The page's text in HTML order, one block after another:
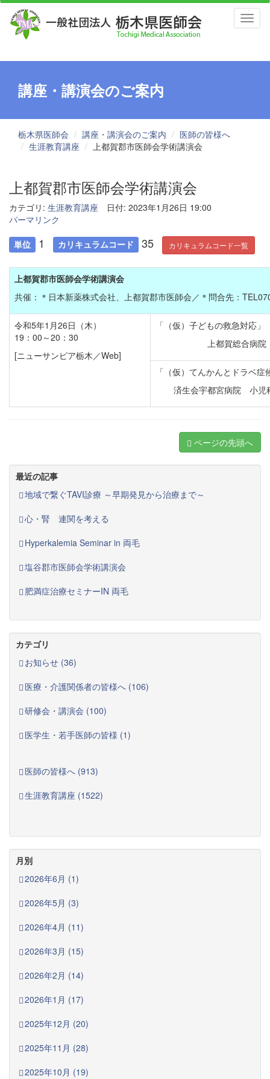
講座・講演会のご案内
栃木県医師会 講座・講演会のご案内
医師の皆様へ
生涯教育講座
上都賀郡市医師会学術講演会
上都賀郡市医師会学術講演会
カテゴリ: 生涯教育講座
日付: 2023年1月26日 19:00
パーマリンク
単位 1 カリキュラムコード 35 カリキュラムコード一覧
上都賀郡市医師会学術講演会
共催：＊日本新薬株式会社、上都賀郡市医師会／＊問合先：
令和5年1月26日（木）
19：00～20：30
[ニューサンピア栃木／Web]
「（仮）子どもの救急対応」
上都賀総合病
「（仮）てんかんとドラベ症
済生会宇都宮病院 小
ページの先頭へ
最近の記事
地域で繋ぐTAVI診療 ～早期発見から治療まで～
心・腎 連関を考える
Hyperkalemia Seminar in 両毛
塩谷郡市医師会学術講演会
肥満症治療セミナーIN 両毛
カテゴリ
お知らせ (36)
医療・介護関係者の皆様へ (106)
研修会・講演会 (100)
医学生・若手医師の皆様 (1)
医師の皆様へ (913)
生涯教育講座 (1522)
月別
2026年6月 (1)
2026年5月 (3)
2026年4月 (11)
2026年3月 (15)
2026年2月 (14)
2026年1月 (17)
2025年12月 (20)
2025年11月 (28)
2025年10月 (19)